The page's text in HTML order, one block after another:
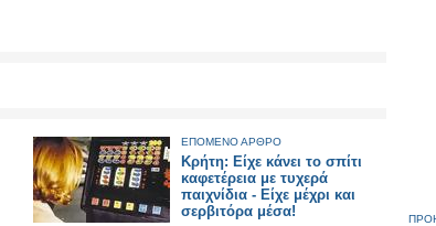
ΕΠΟΜΕΝΟ ΑΡΘΡΟ
Κρήτη: Είχε κάνει το σπίτι
καφετέρεια με τυχερά
παιχνίδια - Είχε μέχρι και
σερβιτόρα μέσα!